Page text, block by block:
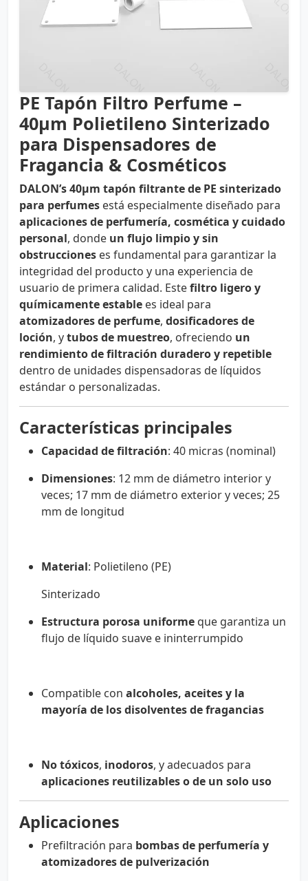
PE Tapón Filtro Perfume –
40µm Polietileno Sinterizado
para Dispensadores de
Fragancia & Cosméticos
DALON’s 40µm tapón filtrante de PE sinterizado
para perfumes está especialmente diseñado para
aplicaciones de perfumería, cosmética y cuidado
personal, donde un flujo limpio y sin
obstrucciones es fundamental para garantizar la
integridad del producto y una experiencia de
usuario de primera calidad. Estefiltro ligero y
químicamente estable es ideal para
atomizadores de perfume, dosificadores de
loción, ytubos de muestreo, ofreciendo un
rendimiento de filtración duradero y repetible
dentro de unidades dispensadoras de líquidos
estándar o personalizadas.
Características principales
Capacidad de filtración: 40 micras (nominal)
Dimensiones: 12 mm de diámetro interior y
veces; 17 mm de diámetro exterior y veces; 25
mm de longitud
Material: Polietileno (PE)
Sinterizado
Estructura porosa uniforme que garantiza un
flujo de líquido suave e ininterrumpido
Compatible con alcoholes, aceites y la
mayoría de los disolventes de fragancias
No tóxicos, inodoros, y adecuados para
aplicaciones reutilizables o de un solo uso
Aplicaciones
Prefiltración para bombas de perfumería y
atomizadores de pulverización